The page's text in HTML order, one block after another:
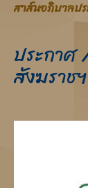
ประกาศ
สังฆราชฯ